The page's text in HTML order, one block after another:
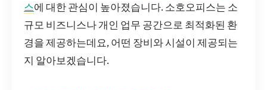
스에 대한 관심이 높아졌습니다. 소호오피스는 소
규모 비즈니스나 개인 업무 공간으로 최적화된 환
경을 제공하는데요, 어떤 장비와 시설이 제공되는
지 알아보겠습니다.